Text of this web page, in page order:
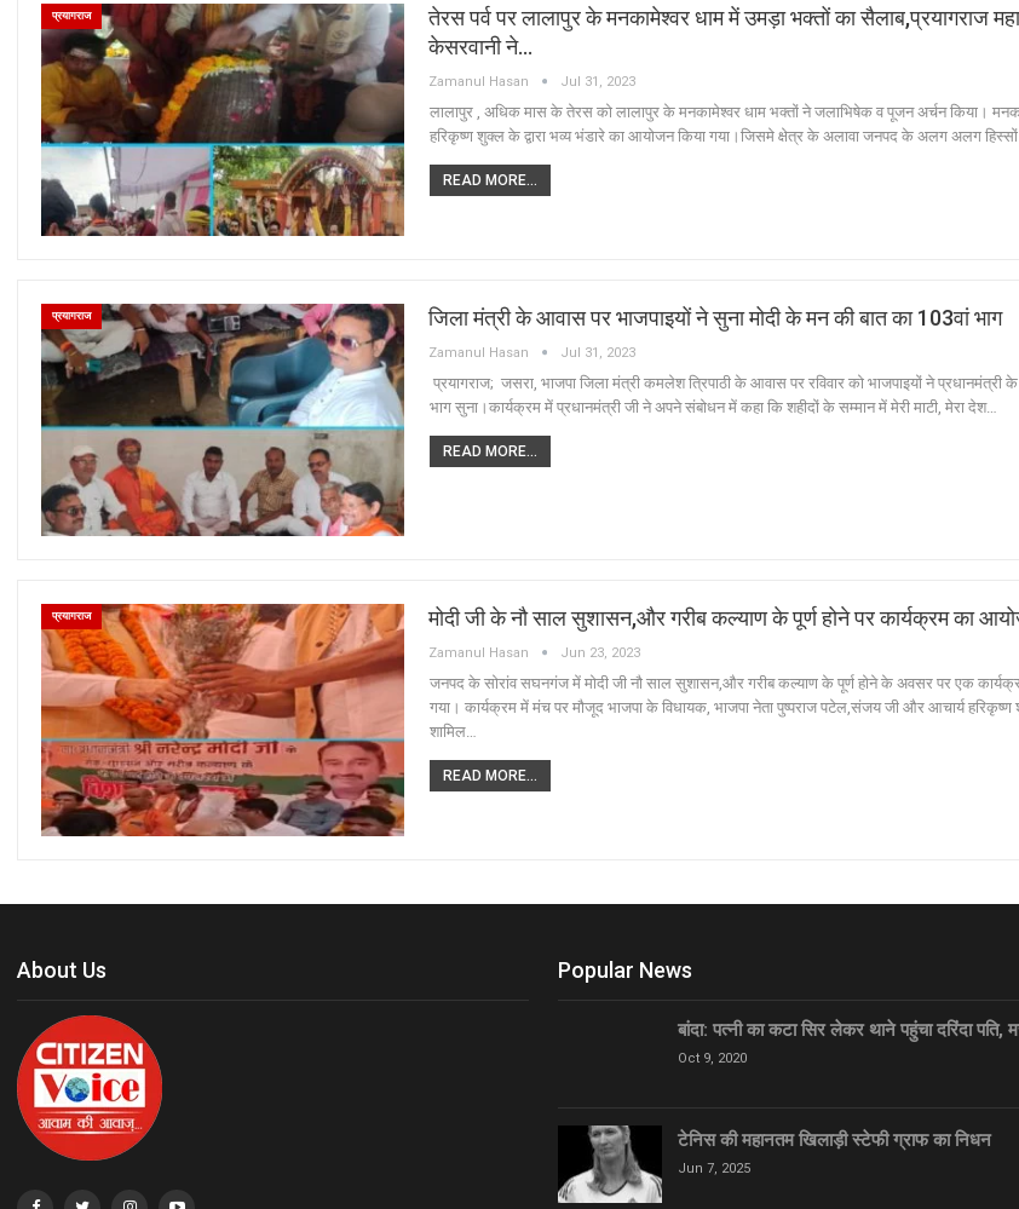
प्रयागराज
तेरस पर्व पर लालापुर के मनकामेश्वर धाम में उमड़ा भक्तों का सैलाब,प्रयागराज
केसरवानी ने…
Zamanul Hasan Jul 31, 2023
लालापुर , अधिक मास के तेरस को लालापुर के मनकामेश्वर धाम भक्तों ने जलाभिषेक व पूजन अर्चन किया।
हरिकृष्ण शुक्ल के द्वारा भव्य भंडारे का आयोजन किया गया।जिसमे क्षेत्र के अलावा जनपद के अलग अलग हिस्सों
READ MORE...
प्रयागराज जिला मंत्री के आवास पर भाजपाइयों ने सुना मोदी के मन की बात का 103वां भाग
Zamanul Hasan Jul 31, 2023
प्रयागराज; जसरा, भाजपा जिला मंत्री कमलेश त्रिपाठी के आवास पर रविवार को भाजपाइयों ने प्रधानमंत्री
भाग सुना।कार्यक्रम में प्रधानमंत्री जी ने अपने संबोधन में कहा कि शहीदों के सम्मान में मेरी माटी, मेरा देश…
READ MORE...
प्रयागराज मोदी जी के नौ साल सुशासन,और गरीब कल्याण के पूर्ण होने पर कार्यक्रम का
Zamanul Hasan Jun 23, 2023
जनपद के सोरांव सघनगंज में मोदी जी नौ साल सुशासन,और गरीब कल्याण के पूर्ण होने के अवसर पर एक
गया। कार्यक्रम में मंच पर मौजूद भाजपा के विधायक, भाजपा नेता पुष्पराज पटेल,संजय जी और आचार्य
शामिल…
READ MORE...
About Us Popular News
बांदा: पत्नी का कटा सिर लेकर थाने पहुंचा दरिंदा पति,
Oct 9, 2020
टेनिस की महानतम खिलाड़ी स्टेफी ग्राफ का निधन
Jun 7, 2025